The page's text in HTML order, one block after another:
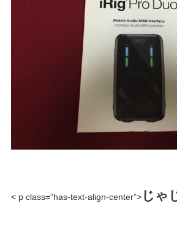
< p class=”has-text-align-center”>じゃ